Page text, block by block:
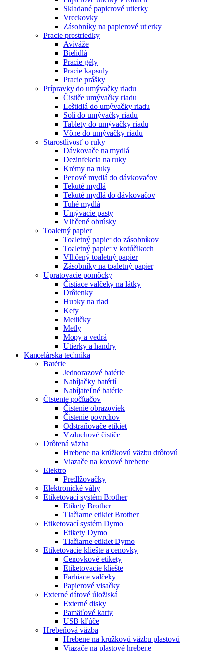
Skladané papierové utierky
Vreckovky
Zásobníky na papierové utierky
Pracie prostriedky
Aviváže
Bielidlá
Pracie gély
Pracie kapsuly
Pracie prášky
Prípravky do umývačky riadu
Čističe umývačky riadu
Leštidlá do umývačky riadu
Soli do umývačky riadu
Tablety do umývačky riadu
Vône do umývačky riadu
Starostlivosť o ruky
Dávkovače na mydlá
Dezinfekcia na ruky
Krémy na ruky
Penové mydlá do dávkovačov
Tekuté mydlá
Tekuté mydlá do dávkovačov
Tuhé mydlá
Umývacie pasty
Vlhčené obrúsky
Toaletný papier
Toaletný papier do zásobníkov
Toaletný papier v kotúčikoch
Vlhčený toaletný papier
Zásobníky na toaletný papier
Upratovacie pomôcky
Čistiace valčeky na látky
Drôtenky
Hubky na riad
Kefy
Metličky
Metly
Mopy a vedrá
Utierky a handry
Kancelárska technika
Batérie
Jednorazové batérie
Nabíjačky batérií
Nabíjateľné batérie
Čistenie počítačov
Čistenie obrazoviek
Čistenie povrchov
Odstraňovače etikiet
Vzduchové čističe
Drôtená väzba
Hrebene na krúžkovú väzbu drôtovú
Viazače na kovové hrebene
Elektro
Predlžovačky
Elektronické váhy
Etiketovací systém Brother
Etikety Brother
Tlačiarne etikiet Brother
Etiketovací systém Dymo
Etikety Dymo
Tlačiarne etikiet Dymo
Etiketovacie kliešte a cenovky
Cenovkové etikety
Etiketovacie kliešte
Farbiace valčeky
Papierové visačky
Externé dátové úložiská
Externé disky
Pamäťové karty
USB kľúče
Hrebeňová väzba
Hrebene na krúžkovú väzbu plastovú
Viazače na plastové hrebene